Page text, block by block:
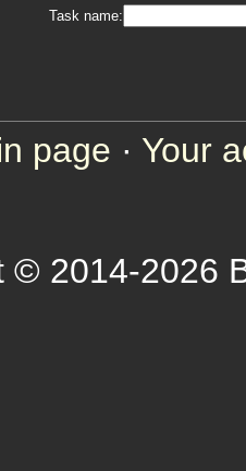
Task name:
page · Your
© 2014-2026